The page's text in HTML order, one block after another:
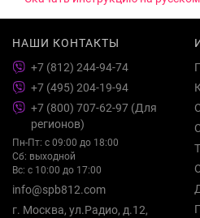
НАШИ КОНТАКТЫ
+7 (812) 244-94-74
+7 (495) 204-19-94
+7 (800) 707-62-97 (Для
регионов)
Пн-Пт: с 09:00 до 18:00
Сб: выходной
Вс: с 10:00 до 17:00
info@spb812.com
г. Москва, ул.Радио, д.12,